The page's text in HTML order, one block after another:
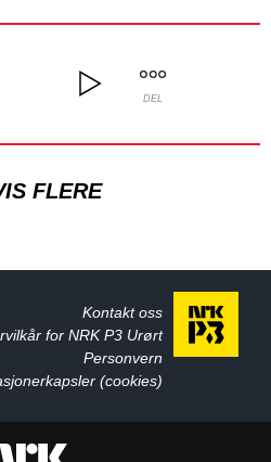
DEL
FLERE
Kontakt oss
for NRK P3 Urørt
Personvern
(cookies)